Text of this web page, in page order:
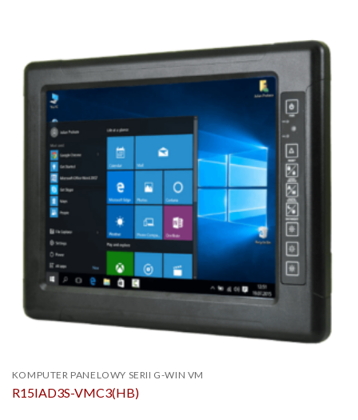
KOMPUTER PANELOWY SERII G-WIN VM
R15IAD3S-VMC3(HB)